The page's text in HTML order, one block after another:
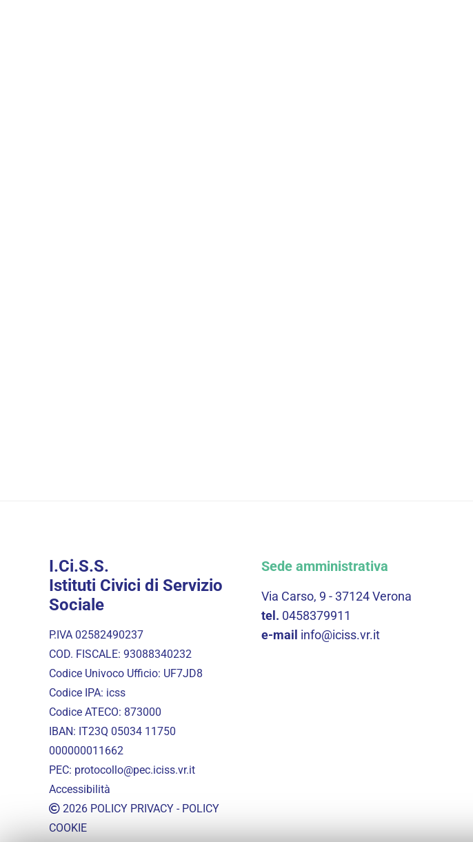
I.Ci.S.S.
Istituti Civici di Servizio
Sociale
P.IVA 02582490237
COD. FISCALE: 93088340232
Codice Univoco Ufficio: UF7JD8
Codice IPA: icss
Codice ATECO: 873000
IBAN: IT23Q 05034 11750
000000011662
PEC: protocollo@pec.iciss.vr.it
Accessibilità
2026 POLICY PRIVACY - POLICY
COOKIE
Sede amministrativa
Via Carso, 9 - 37124 Verona
tel. 0458379911
e-mail info@iciss.vr.it